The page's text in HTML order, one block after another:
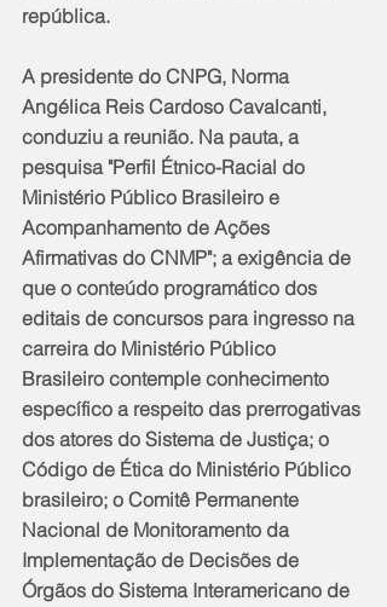
república.
A presidente do CNPG, Norma
Angélica Reis Cardoso Cavalcanti,
conduziu a reunião. Na pauta, a
pesquisa "Perfil Étnico-Racial do
Ministério Público Brasileiro e
Acompanhamento de Ações
Afirmativas do CNMP"; a exigência de
que o conteúdo programático dos
editais de concursos para ingresso na
carreira do Ministério Público
Brasileiro contemple conhecimento
específico a respeito das prerrogativas
dos atores do Sistema de Justiça; o
Código de Ética do Ministério Público
brasileiro; o Comitê Permanente
Nacional de Monitoramento da
Implementação de Decisões de
Órgãos do Sistema Interamericano de